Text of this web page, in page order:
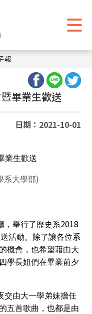
報
畢業生歡送
日期：2021-10-01
業生歡送
系大學部)
，舉行了歷史系2018
活動。除了讓各位系
機會，也希望藉由大
學長姐們在畢業前夕
交由大一學弟妹擔任
五首歌曲，也都是由